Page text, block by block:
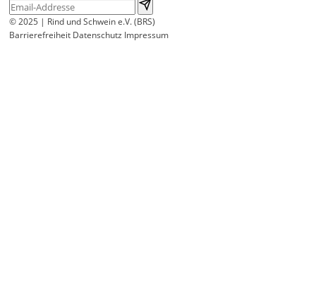
© 2025 | Rind und Schwein e.V. (BRS)
Barrierefreiheit Datenschutz Impressum